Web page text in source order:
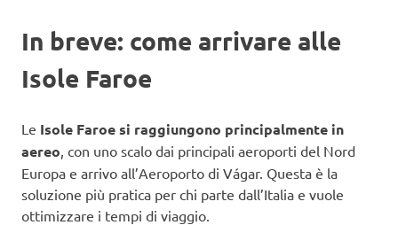
In breve: come arrivare alle
Isole Faroe
Le Isole Faroe si raggiungono principalmente in
aereo , con uno scalo dai principali aeroporti del Nord
Europa e arrivo all’Aeroporto di Vágar. Questa è la
soluzione più pratica per chi parte dall’Italia e vuole
ottimizzare i tempi di viaggio.